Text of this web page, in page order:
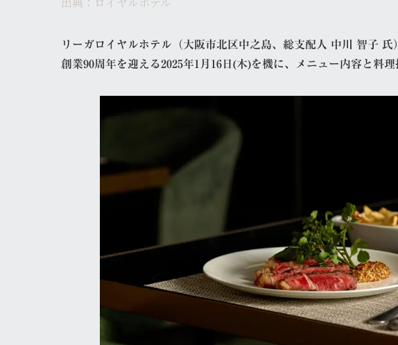
リーガロイヤルホテル（大阪市北区中之島、総支配人 中川 智子
創業90周年を迎える2025年1月16日(木)を機に、メニュー内容と料